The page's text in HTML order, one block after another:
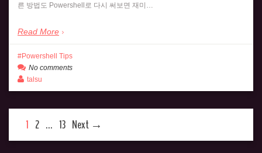
른 방법도 Powershell로 다시 써보면 재미…
Read More
Powershell Tips
No comments
talsu
1 2 … 13 Next →